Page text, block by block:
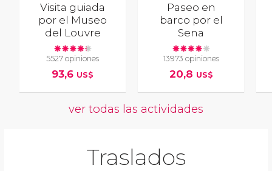
Visita guiada
por el Museo
del Louvre
5527 opiniones
93,6 US$
Paseo en
barco por el
Sena
13973 opiniones
20,8 US$
ver todas las actividades
Traslados